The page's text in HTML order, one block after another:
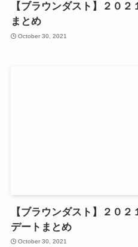
【ブラウンダスト】２０
まとめ
October 30, 2021
【ブラウンダスト】２０
デートまとめ
October 30, 2021